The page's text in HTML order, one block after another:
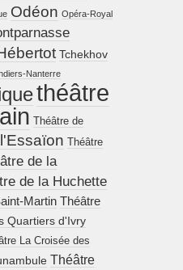
Odéon Opéra-Royal
Tchekhov
Nanterre
théâtre
Théâtre de
Théâtre
de la
de la Huchette
Martin Théâtre
Quartiers d'Ivry
La Croisée des
Théâtre